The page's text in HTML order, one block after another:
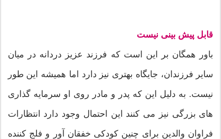
قابل پیش بینی نیست
باور همگان بر این است که فرزند عزیز دردانه در میان
سایر فرزندان، جایگاه بهتری نیز دارد اما همیشه این طور
نیست. به دلیل این که پدر و مادر روی او سرمایه گذاری
های بزرگی نیز می کنند این احتمال وجود دارد انتظارات
فراوان والدین برای چنین کودکی خفقان آور و فلج کننده